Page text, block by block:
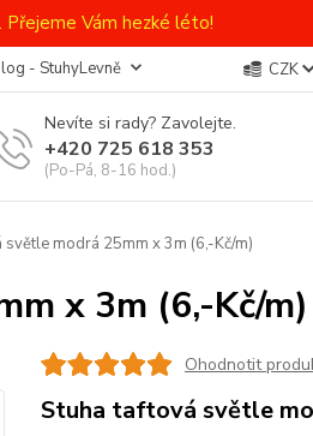
Přejeme Vám hezké léto!
- StuhyLevně CZK
Nevíte si rady? Zavolejte.
+420 725 618 353
(Po-Pá, 8-16 hod.)
světle modrá 25mm x 3m (6,-Kč/m)
x 3m (6,-Kč/m)
Ohodnotit
Stuha taftová světle